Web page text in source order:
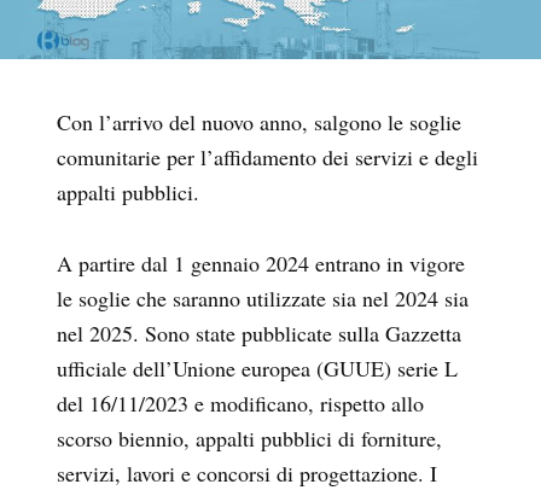
Con l’arrivo del nuovo anno, salgono le soglie
comunitarie per l’affidamento dei servizi e degli
appalti pubblici.
A partire dal 1 gennaio 2024 entrano in vigore
le soglie che saranno utilizzate sia nel 2024 sia
nel 2025. Sono state pubblicate sulla Gazzetta
ufficiale dell’Unione europea (GUUE) serie L
del 16/11/2023 e modificano, rispetto allo
scorso biennio, appalti pubblici di forniture,
servizi, lavori e concorsi di progettazione. I